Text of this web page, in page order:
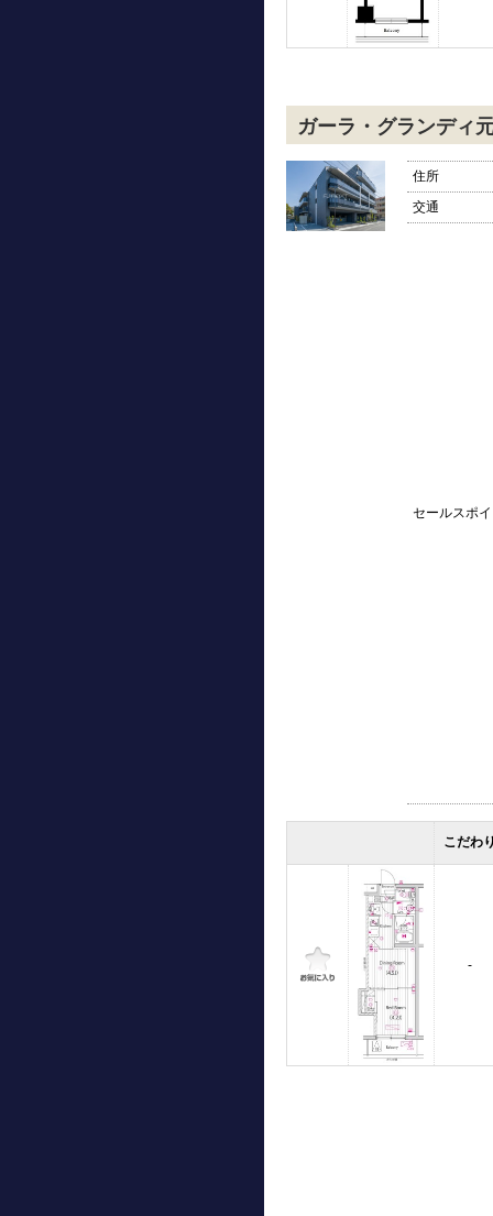
ガーラ・グランディ
住所
交通
セールスポ
こだわ
-